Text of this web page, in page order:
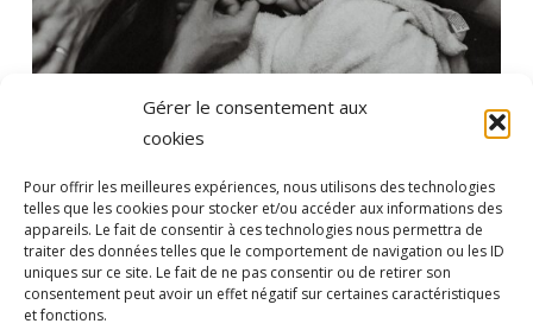
Gérer le consentement aux
cookies
Pour offrir les meilleures expériences, nous utilisons des technologies
telles que les cookies pour stocker et/ou accéder aux informations des
appareils. Le fait de consentir à ces technologies nous permettra de
traiter des données telles que le comportement de navigation ou les ID
uniques sur ce site. Le fait de ne pas consentir ou de retirer son
consentement peut avoir un effet négatif sur certaines caractéristiques
et fonctions.
Accouchement Grossesse Parentalité
Bienvenue sur le Blog de